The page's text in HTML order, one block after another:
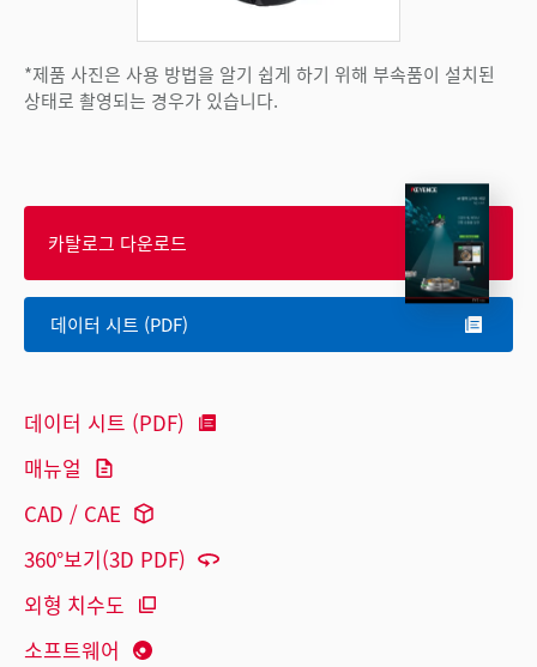
*제품 사진은 사용 방법을 알기 쉽게 하기 위해 부속품이 설치된
상태로 촬영되는 경우가 있습니다.
카탈로그 다운로드
데이터 시트 (PDF)
데이터 시트 (PDF)
매뉴얼
CAD / CAE
360°보기(3D PDF)
외형 치수도
소프트웨어